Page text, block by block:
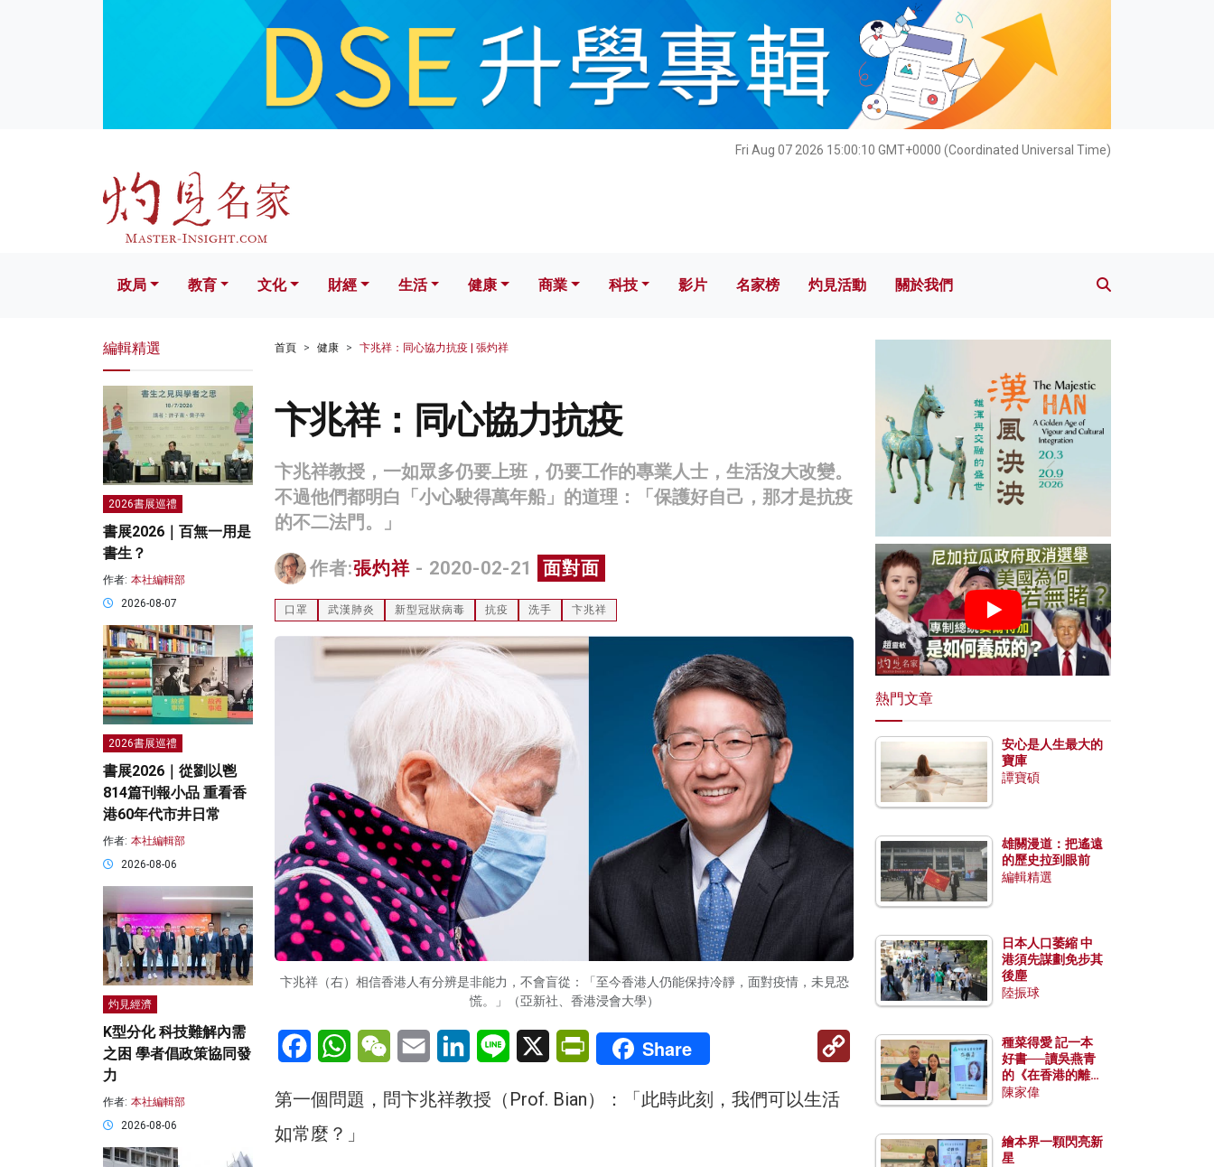
Fri Aug 07 2026 15:00:12 GMT+0000 (Coordinated Universal Time)
文化 財經 生活 健康 科技 影片 名家榜 灼見活動 關於我們
政局 教育 文化 財經 生活 健康 商業 科技 影片 名家榜 灼見活動 關於我們
首頁 健康 卞兆祥：同心協力抗疫 | 張灼祥
卞兆祥：同心協力抗疫
卞兆祥教授，一如眾多仍要上班，仍要工作的專業人士，生活沒大改變。
不過他們都明白「小心駛得萬年船」的道理：「保護好自己，那才是抗疫
的不二法門。」
作者:張灼祥 - 2020-02-21 面對面
口罩 武漢肺炎 新型冠狀病毒 抗疫 洗手 卞兆祥
卞兆祥（右）相信香港人有分辨是非能力，不會盲從：「至今香港人仍能保持冷靜，面對疫情，未見恐
慌。」（亞新社、香港浸會大學）
FacebookWhatsAppWeChatEmail LinkedInLine X PrintFriendly
Share
Copy
第一個問題，問卞兆祥教授（Prof. Bian）：「此時此刻，我們可以生活
如常麼？」
編輯精選
2026書展巡禮
書展2026｜百無一用是
書生？
作者: 本社編輯部
2026-08-07
2026書展巡禮
書展2026｜從劉以鬯
814篇刊報小品 重看香
港60年代市井日常
作者: 本社編輯部
2026-08-06
灼見經濟
K型分化 科技難解內需
之困 學者倡政策協同發
力
作者: 本社編輯部
2026-08-06
熱門文章
安心是人生最大的
寶庫
譚寶碩
雄關漫道：把遙遠
的歷史拉到眼前
編輯精選
日本人口萎縮 中
港須先謀劃免步其
後塵
陸振球
種菜得愛 記一本
好書──讀吳燕青
的《在香港的離島
種菜》
陳家偉
繪本界一顆閃亮新
星